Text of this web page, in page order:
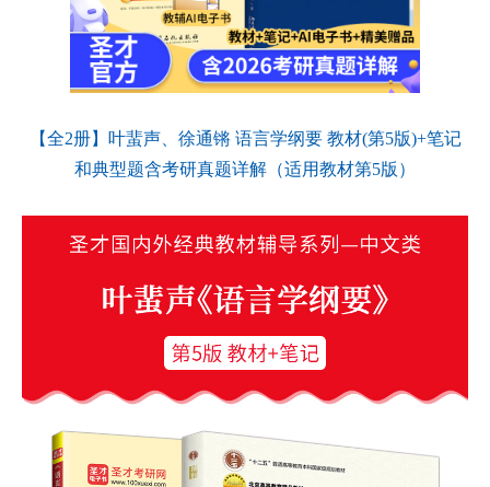
【全2册】叶蜚声、徐通锵 语言学纲要 教材(第5版)+笔记
和典型题含考研真题详解（适用教材第5版）